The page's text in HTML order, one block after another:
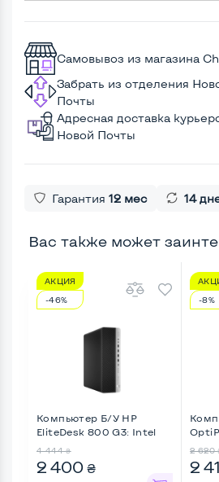
Самовывоз из магазина
Забрать из отделения
Почты
Адресная доставка
Новой Почты
Гарантия 12 мес 14
Вас также может
АКЦИЯ
-46%
Компьютер Б/У HP
EliteDesk 800 G3: Intel
4 444 ₴
2 400 ₴
-8%
2 620
2